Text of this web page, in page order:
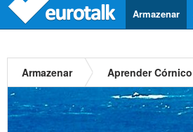
Armazenar
Armazenar Aprender Córnico